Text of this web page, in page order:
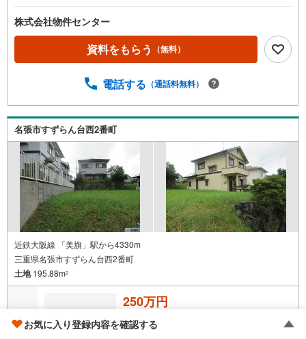
株式会社物件センター
資料をもらう （無料）
電話する （通話料無料）
名張市すずらん台西2番町
近鉄大阪線 「美旗」駅から4330m
三重県名張市すずらん台西2番町
土地195.88m2
250万円
お気に入り登録内容を確認する